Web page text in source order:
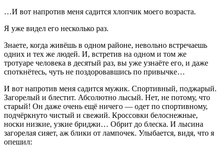
…И вот напротив меня садится хлопчик моего возраста.
Я уже видел его несколько раз.
Знаете, когда живёшь в одном районе, невольно встречаешь
одних и тех же людей. И, встретив на одном и том же
тротуаре человека в десятый раз, вы уже узнаёте его, и даже
споткнётесь, чуть не поздоровавшись по привычке…
И вот напротив меня садится мужик. Спортивный, поджарый.
Загорелый и блестит. Абсолютно лысый. Нет, не потому, что
старый! Он даже очень ещё ничего — одет по спортивному,
подчёркнуто чистый и свежий. Кроссовки белоснежные,
носки низкие, узкие бриджи… Обрит до блеска. И лысина
загорелая сияет, аж блики от лампочек. Улыбается, видя, что я
опешил: